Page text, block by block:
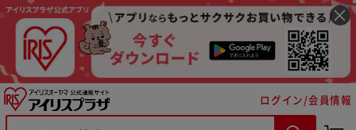
ログイン/会員情報